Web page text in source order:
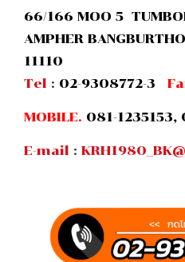
66/166 MOO 5
AMPHER
11110
Tel : 02-9308772-3
MOBILE. 081-1235153,
E-mail :